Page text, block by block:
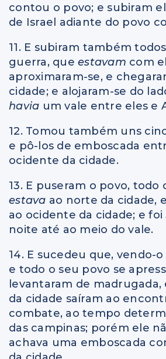
contou o povo; e subiram
de Israel adiante do povo
11. E subiram também
guerra, que estavam com
aproximaram-se, e
cidade; e alojaram-se do
havia um vale entre eles e
12. Tomou também uns
e pô-los de emboscada
ocidente da cidade.
13. E puseram o povo, todo
estava ao norte da cidade,
ao ocidente da cidade; e foi
noite até ao meio do vale.
14. E sucedeu que, vendo-
e todo o seu povo se
levantaram de madrugada,
da cidade saíram ao
combate, ao tempo
das campinas; porém ele
achava uma emboscada